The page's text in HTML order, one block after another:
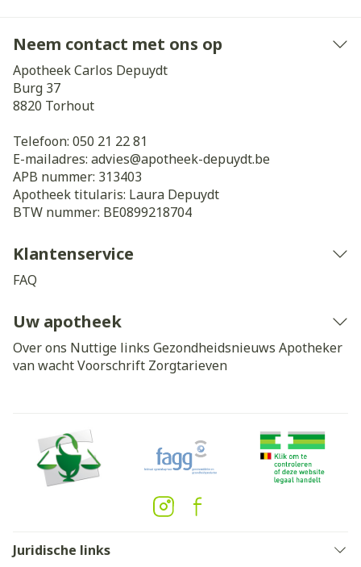
Neem contact met ons op
Apotheek Carlos Depuydt
Burg 37
8820 Torhout
Telefoon: 050 21 22 81
E-mailadres: advies@apotheek-depuydt.be
APB nummer: 313403
Apotheek titularis: Laura Depuydt
BTW nummer: BE0899218704
Klantenservice
FAQ
Uw apotheek
Over ons Nuttige links Gezondheidsnieuws Apotheker
van wachtVoorschrift Zorgtarieven
Juridische links